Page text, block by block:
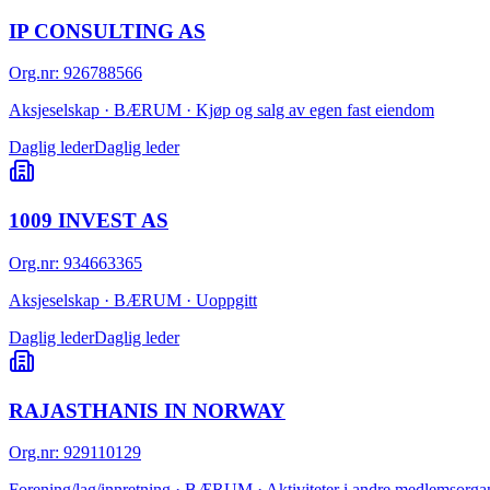
IP CONSULTING AS
Org.nr: 926788566
Aksjeselskap · BÆRUM · Kjøp og salg av egen fast eiendom
Daglig lederDaglig leder
1009 INVEST AS
Org.nr: 934663365
Aksjeselskap · BÆRUM · Uoppgitt
Daglig lederDaglig leder
RAJASTHANIS IN NORWAY
Org.nr: 929110129